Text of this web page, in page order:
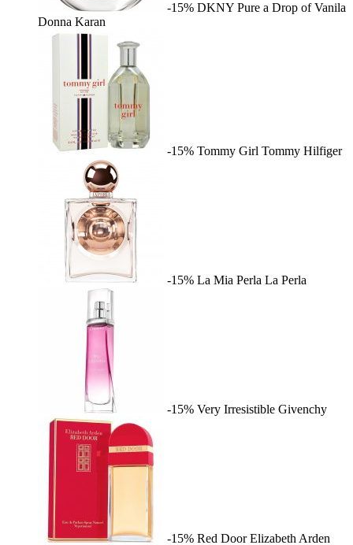
-15% DKNY Pure a Drop of Vanila
Donna Karan
-15% Tommy Girl Tommy Hilfiger
-15% La Mia Perla La Perla
-15% Very Irresistible Givenchy
-15% Red Door Elizabeth Arden